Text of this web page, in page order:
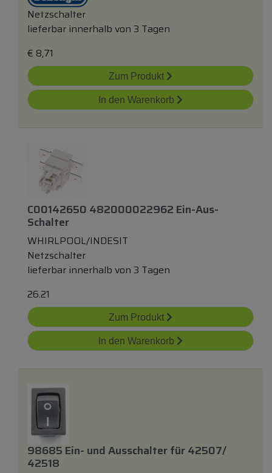
Netzschalter
lieferbar innerhalb von 3 Tagen
€ 8,71
Zum Produkt
In den Warenkorb
C00142650 482000022962 Ein-Aus-
Schalter
WHIRLPOOL/INDESIT
Netzschalter
lieferbar innerhalb von 3 Tagen
26.21
Zum Produkt
In den Warenkorb
98685 Ein- undAusschalterfür42507/
42518